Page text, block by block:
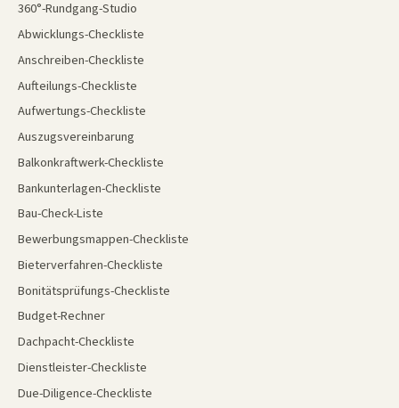
360°-Rundgang-Studio
Abwicklungs-Checkliste
Anschreiben-Checkliste
Aufteilungs-Checkliste
Aufwertungs-Checkliste
Auszugsvereinbarung
Balkonkraftwerk-Checkliste
Bankunterlagen-Checkliste
Bau-Check-Liste
Bewerbungsmappen-Checkliste
Bieterverfahren-Checkliste
Bonitätsprüfungs-Checkliste
Budget-Rechner
Dachpacht-Checkliste
Dienstleister-Checkliste
Due-Diligence-Checkliste